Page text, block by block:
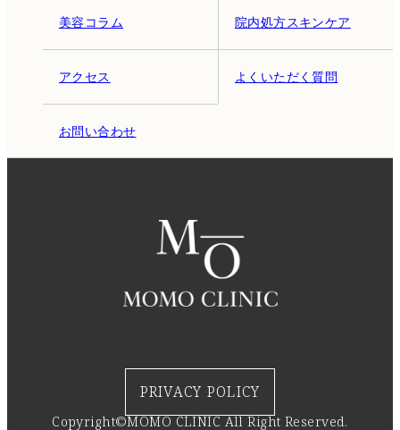
美容コラム 院内処方スキンケア
アクセス よくいただく質問
お問い合わせ
PRIVACY POLICY
Copyright©MOMO CLINIC All Right Reserved.